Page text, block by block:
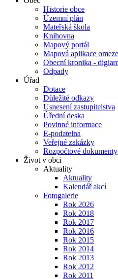
Historie obce
Územní plán
Mateřská škola
Knihovna
Mapový portál
Mapová aplikace
Obecní kronika -
Odpady
Úřad
Dotace
Důležité odkazy
Usnesení zastupitelstva
Úřední deska
Povinné informace
E-podatelna
Veřejné zakázky
Rozpočtové dokumenty
Život v obci
Aktuality
Aktuality
Kalendář akcí
Fotogalerie
Rok 2026
Rok 2018
Rok 2017
Rok 2016
Rok 2015
Rok 2014
Rok 2013
Rok 2012
Rok 2011